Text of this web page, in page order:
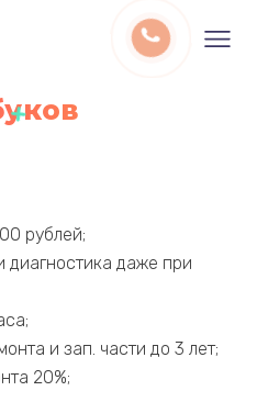
рублей;
диагностика даже при
и зап. части до 3 лет;
20%;